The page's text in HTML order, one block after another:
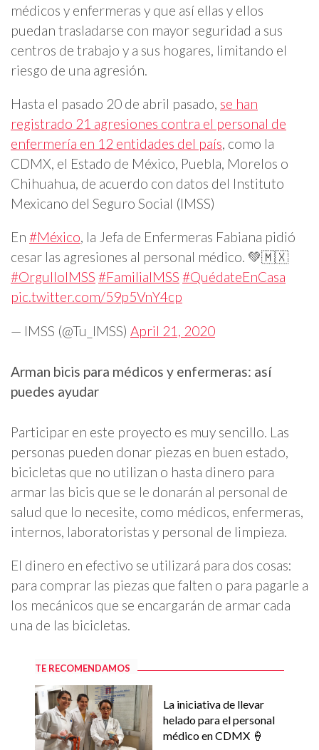
médicos y enfermeras y que así ellas y ellos
puedan trasladarse con mayor seguridad a sus
centros de trabajo y a sus hogares, limitando el
riesgo de una agresión.
Hasta el pasado 20 de abril pasado, se han
registrado 21 agresiones contra el personal de
enfermería en 12 entidades del país, como la
CDMX, el Estado de México, Puebla, Morelos o
Chihuahua, de acuerdo con datos del Instituto
Mexicano del Seguro Social (IMSS)
En #México, la Jefa de Enfermeras Fabiana pidió
cesar las agresiones al personal médico. 💚🇲🇽
#OrgulloIMSS #FamiliaIMSS #QuédateEnCasa
pic.twitter.com/59p5VnY4cp
— IMSS (@Tu_IMSS) April 21, 2020
Arman bicis para médicos y enfermeras: así
puedes ayudar
Participar en este proyecto es muy sencillo. Las
personas pueden donar piezas en buen estado,
bicicletas que no utilizan o hasta dinero para
armar las bicis que se le donarán al personal de
salud que lo necesite, como médicos, enfermeras,
internos, laboratoristas y personal de limpieza.
El dinero en efectivo se utilizará para dos cosas:
para comprar las piezas que falten o para pagarle a
los mecánicos que se encargarán de armar cada
una de las bicicletas.
TE RECOMENDAMOS
La iniciativa de llevar
helado para el personal
médico en CDMX 🍦